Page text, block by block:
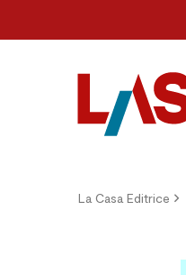
La Casa Editrice